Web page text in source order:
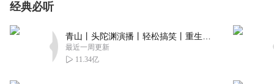
经典必听
最近一周更新
11.34亿